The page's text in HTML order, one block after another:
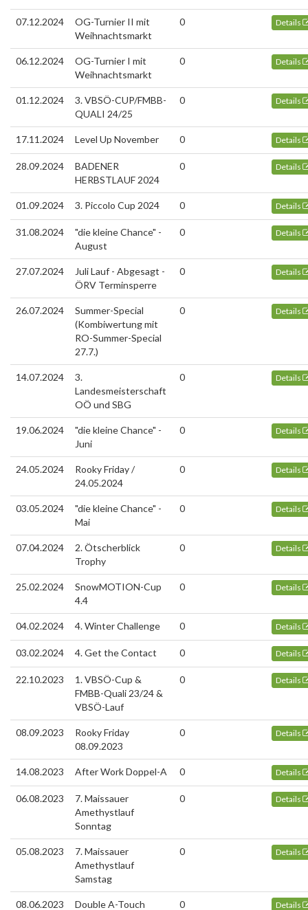
07.12.2024
OG-Turnier II mit
Weihnachtsmarkt
0 Details
06.12.2024
OG-Turnier I mit
Weihnachtsmarkt
0 Details
01.12.2024
3. VBSÖ-CUP/FMBB-
QUALI 24/25
0 Details
17.11.2024 Level Up November 0 Details
28.09.2024
BADENER
HERBSTLAUF 2024
0 Details
01.09.2024 3. Piccolo Cup 2024 0 Details
31.08.2024
"die kleine Chance" -
August
0 Details
27.07.2024
Juli Lauf - Abgesagt -
ÖRV Terminsperre
0 Details
26.07.2024
Summer-Special
(Kombiwertung mit
RO-Summer-Special
27.7.)
0 Details
14.07.2024
3.
Landesmeisterschaft
OÖ und SBG
0 Details
19.06.2024
"die kleine Chance" -
Juni
0 Details
24.05.2024
Rooky Friday /
24.05.2024
0 Details
03.05.2024
"die kleine Chance" -
Mai
0 Details
07.04.2024
2. Ötscherblick
Trophy
0 Details
25.02.2024
SnowMOTION-Cup
4.4
0 Details
04.02.2024 4. Winter Challenge 0 Details
03.02.2024 4. Get the Contact 0 Details
22.10.2023
1. VBSÖ-Cup &
FMBB-Quali 23/24 &
VBSÖ-Lauf
0 Details
08.09.2023
Rooky Friday
08.09.2023
0 Details
14.08.2023 After Work Doppel-A 0 Details
06.08.2023
7. Maissauer
Amethystlauf
Sonntag
0 Details
05.08.2023
7. Maissauer
Amethystlauf
Samstag
0 Details
08.06.2023 Double A-Touch 0 Details